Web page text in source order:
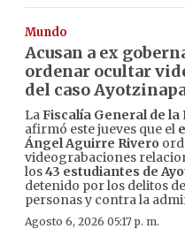
Mundo
Acusan a ex
ordenar ocultar
del caso
LaFiscalía General de la
afirmó este jueves que el
Ángel Aguirre Rivero
videograbaciones
los43 estudiantes de
detenido por los delitos
personas y contra la
Agosto 6, 2026 05:17 p. m.